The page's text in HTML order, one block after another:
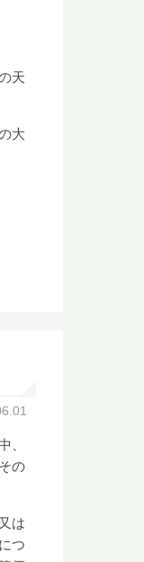
天
大
、
の
は
つ